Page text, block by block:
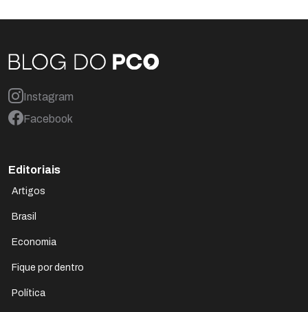
Instagram
Facebook
Editoriais
Artigos
Brasil
Economia
Fique por dentro
Política